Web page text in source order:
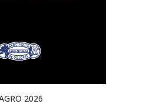
2026